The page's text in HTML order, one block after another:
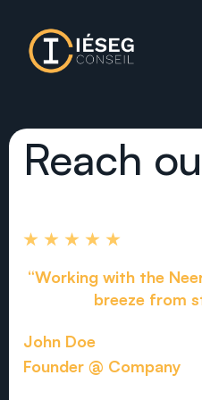
Reach
“Working with the
breeze from
John Doe
Founder @ Company